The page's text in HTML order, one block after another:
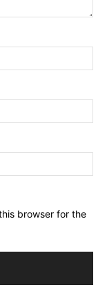
browser for the